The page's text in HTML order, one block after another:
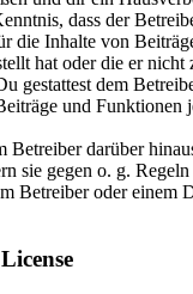
dass der
die Inhalte von
hat oder die er nicht
gestattest dem
und Funktionen
Betreiber darüber
sie gegen o. g.
Betreiber oder einem